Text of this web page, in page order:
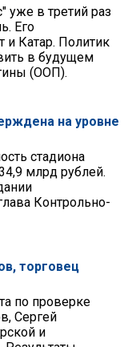
уже в третий раз
Его
и Катар. Политик
в будущем
(ООП).
на уровне
стадиона
млрд рублей.
Контрольно-
торговец
по проверке
Сергей
и